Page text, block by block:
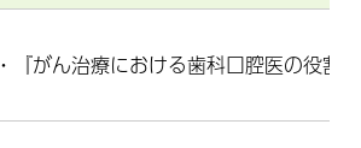
・『がん治療における歯科口腔医の役割』